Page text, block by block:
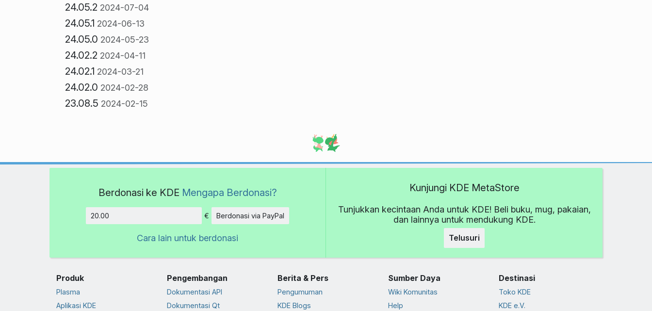
24.05.2 2024-07-04
24.05.1 2024-06-13
24.05.0 2024-05-23
24.02.2 2024-04-11
24.02.1 2024-03-21
24.02.0 2024-02-28
23.08.5 2024-02-15
Berdonasi ke KDE Mengapa Berdonasi?
Jumlah
€ Berdonasi via PayPal
Cara lain untuk berdonasi
Kunjungi KDE MetaStore
Tunjukkan kecintaan Anda untuk KDE! Beli buku, mug, pakaian,
dan lainnya untuk mendukung KDE.
Telusuri
Produk
Plasma
Aplikasi KDE
Pengembangan
Dokumentasi API
Dokumentasi Qt
Berita & Pers
Pengumuman
KDE Blogs
Sumber Daya
Wiki Komunitas
Help
Destinasi
Toko KDE
KDE e.V.